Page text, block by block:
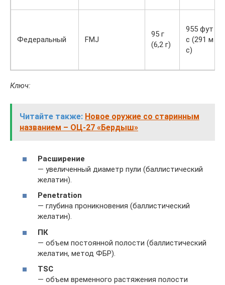
Федеральный FMJ
95 г
(6,2 г)
955 фут /
с (291 м /
с)
Ключ:
Читайте также: Новое оружие со старинным
названием – ОЦ-27 «Бердыш»
Расширение
— увеличенный диаметр пули (баллистический
желатин).
Penetration
— глубина проникновения (баллистический
желатин).
ПК
— объем постоянной полости (баллистический
желатин, метод ФБР).
TSC
— объем временного растяжения полости